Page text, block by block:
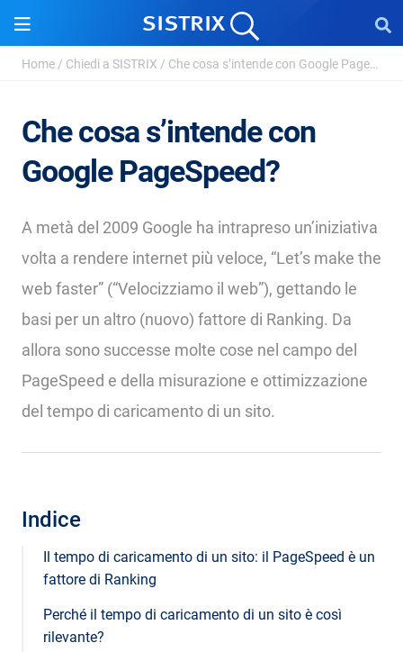
Home / Chiedi a SISTRIX / Che cosa s’intende con Google PageSpeed?
Che cosa s’intende con
Google PageSpeed?
A metà del 2009 Google ha intrapreso un’iniziativa
volta a rendere internet più veloce, “Let’s make the
web faster” (“Velocizziamo il web”), gettando le
basi per un altro (nuovo) fattore di Ranking. Da
allora sono successe molte cose nel campo del
PageSpeed e della misurazione e ottimizzazione
del tempo di caricamento di un sito.
Indice
Il tempo di caricamento di un sito: il PageSpeed è un
fattore di Ranking
Perché il tempo di caricamento di un sito è così
rilevante?